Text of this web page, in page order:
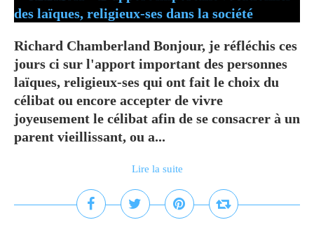
Richard Chamberland Bonjour, je réfléchis ces
jours ci sur l'apport important des personnes
laïques, religieux-ses qui ont fait le choix du
célibat ou encore accepter de vivre
joyeusement le célibat afin de se consacrer à un
parent vieillissant, ou a...
Lire la suite